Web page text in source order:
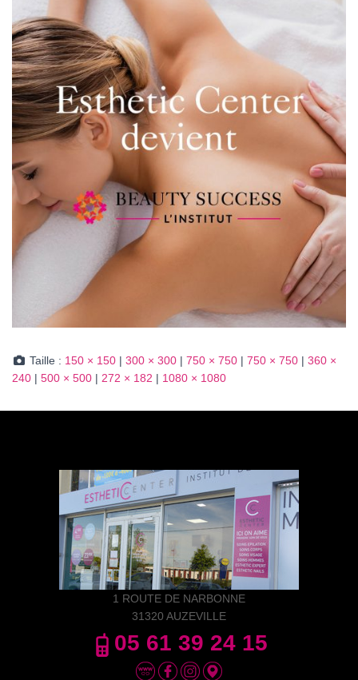
Taille : 150 × 150 | 300 × 300 | 750 × 750 | 750 × 750 | 360 ×
240 | 500 × 500 | 272 × 182 | 1080 × 1080
1 ROUTE DE NARBONNE
31320 AUZEVILLE
05 61 39 24 15